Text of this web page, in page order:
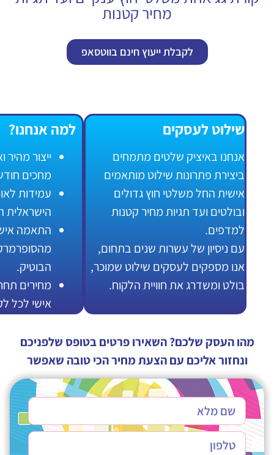
לקבלת ייעוץ חינם בווטסאפ
שלטים מתמחים
שילוט מותאמים
חוץ גדולים
תגיות מחיר קטנות
עשרות שנים בתחום,
לעסקים שילוט שמוכר,
את חוויית הלקוח.
ייצור מהיר ואיכותי אצלנו לא
מחכים חודשים.
עמידות לאורך זמן גם בשמש
הישראלית הקופחת.
התאמה אישית לכל עסק
מהסופרמרקט ועד החנות
הבוטיק.
מחירים תחרותיים ושירות
אישי לכל לקוח.
השאירו פרטים בטופס שלפניכם
עם הצעת מחיר הכי טובה שאפשר